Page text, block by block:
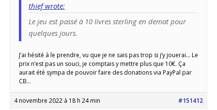
thief wrote:
Le jeu est passé à 10 livres sterling en demat pour
quelques jours.
J’ai hésité à le prendre, vu que je ne sais pas trop si j’y jouerai… Le
prix n’est pas un souci, je comptais y mettre plus que 10€. Ça
aurait été sympa de pouvoir faire des donations via PayPal par
CB…
4 novembre 2022 à 18 h 24 min #151412